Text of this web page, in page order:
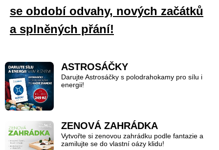
se období odvahy, nových začátků
a splněných přání!
ASTROSÁČKY
Darujte Astrosáčky s polodrahokamy pro sílu i
energii!
ZENOVÁ ZAHRÁDKA
Vytvořte si zenovou zahrádku podle fantazie a
zamilujte se do vlastní oázy klidu!